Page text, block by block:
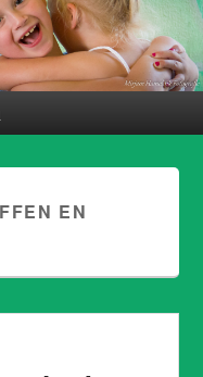
EN